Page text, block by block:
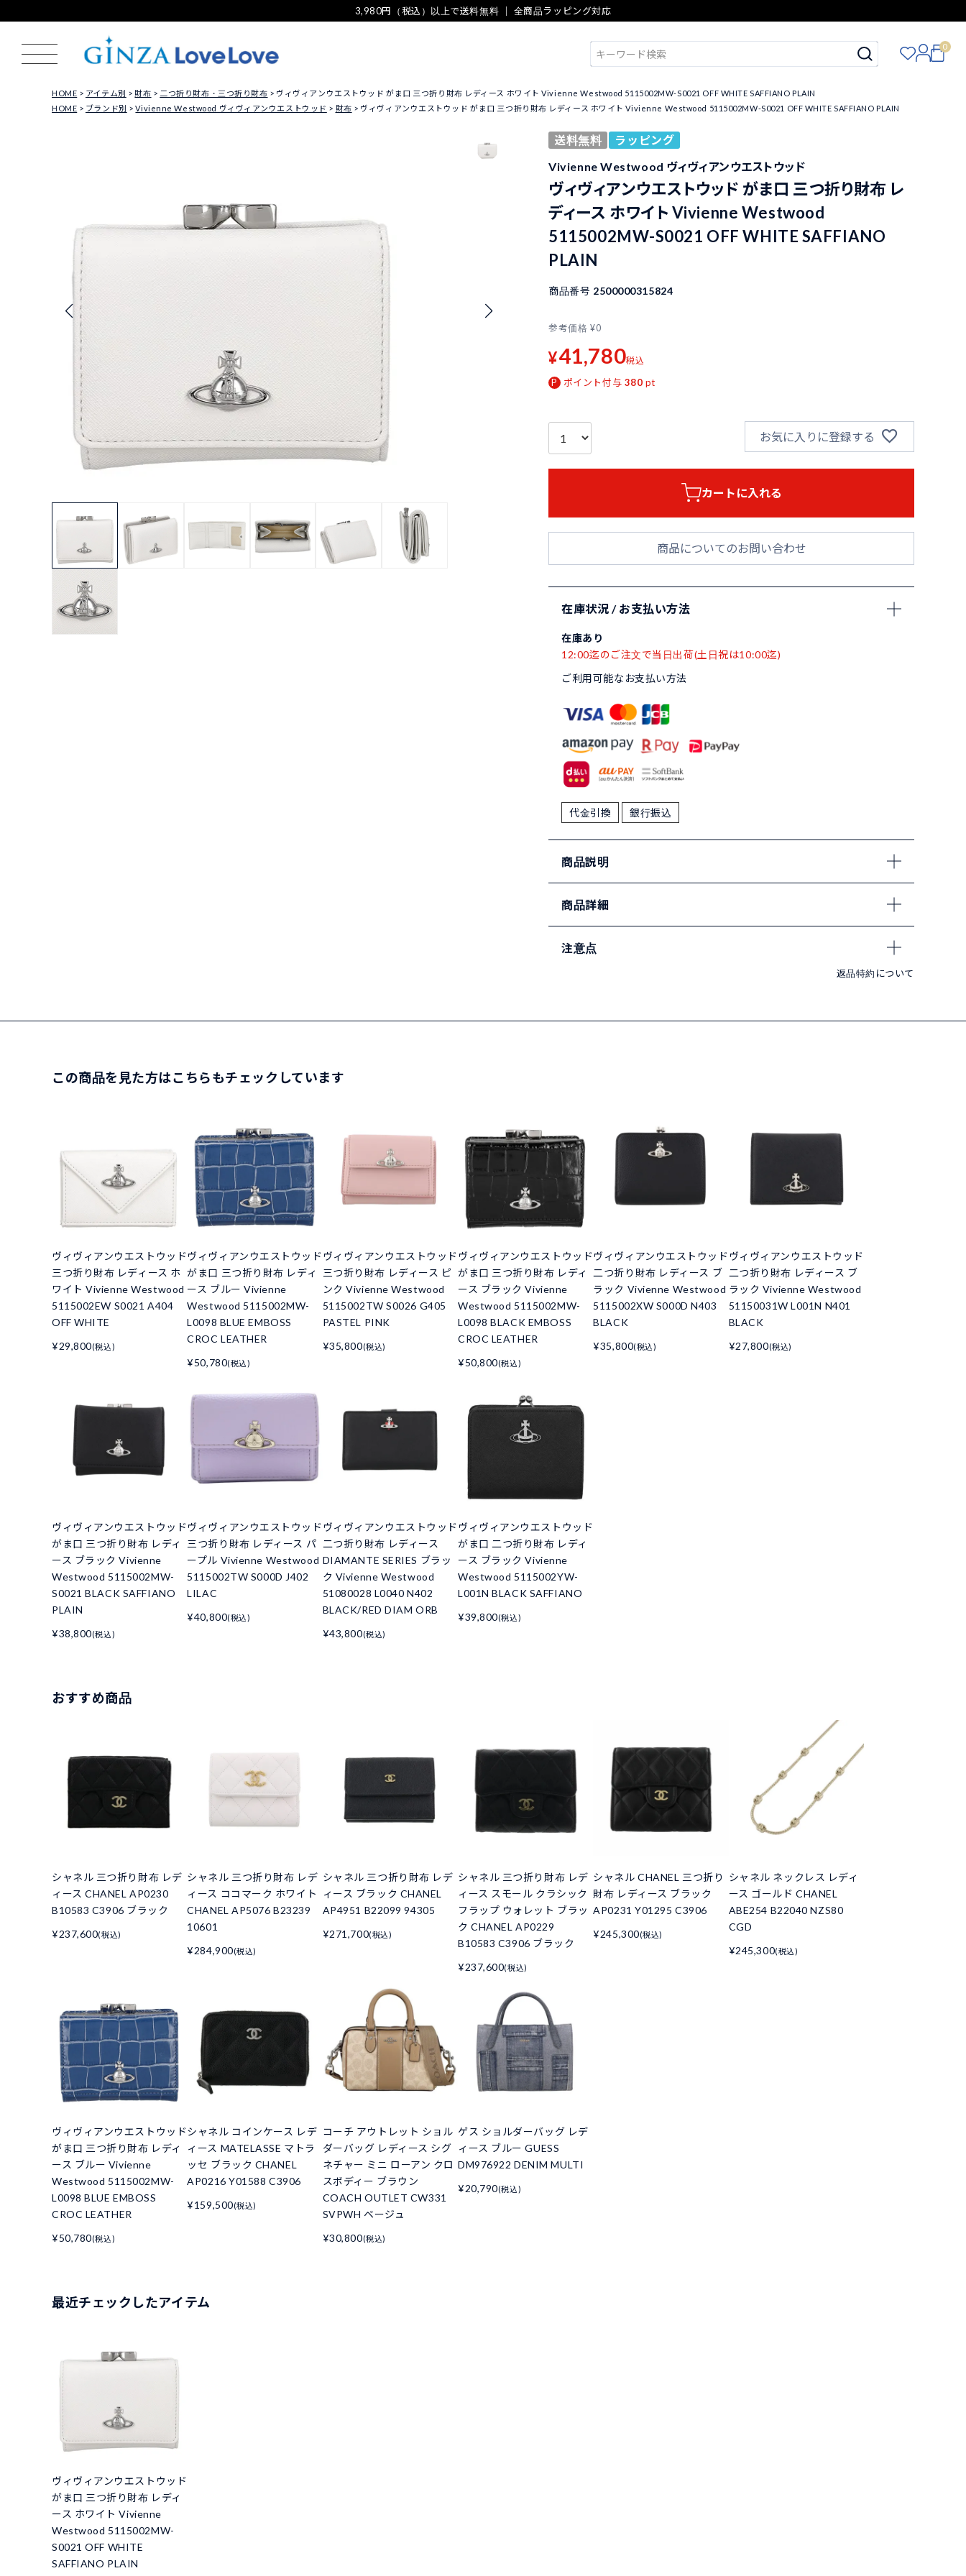
3,980円（税込）以上で送料無料 ｜ 全商品ラッピング対応
0
HOME アイテム別 財布 二つ折り財布・三つ折り財布
ヴィヴィアンウエストウッド がま口 三つ折り財布 レディース ホワイト Vivienne Westwood 5115002MW-S0021 OFF WHITE SAFFIANO PLAIN
HOME
ブランド別 Vivienne Westwood ヴィヴィアンウエストウッド 財布 ヴィヴィアンウエストウッド がま口 三つ折り財布 レディース ホワイト Vivienne Westwood 5115002MW-S0021 OFF WHITE SAFFIANO PLAIN
送料無料
ラッピング
Vivienne Westwood ヴィヴィアンウエストウッド
ヴィヴィアンウエストウッド がま口 三つ折り財布 レ
ディース ホワイト Vivienne Westwood
5115002MW-S0021 OFF WHITE SAFFIANO
PLAIN
商品番号 2500000315824
参考価格 ¥0
¥41,780税込
ポイント付与 380 pt
お気に入りに登録する
カートに入れる
商品についてのお問い合わせ
在庫状況 / お支払い方法
在庫あり
12:00迄のご注文で当日出荷(土日祝は10:00迄)
ご利用可能なお支払い方法
代金引換 銀行振込
商品説明
商品詳細
注意点
返品特約について
この商品を見た方はこちらもチェックしています
ヴィヴィアンウエストウッド
三つ折り財布 レディース ホ
ワイト Vivienne Westwood
5115002EW S0021 A404
OFF WHITE
¥29,800(税込)
ヴィヴィアンウエストウッド
がま口 三つ折り財布 レディ
ース ブルー Vivienne
Westwood 5115002MW-
L0098 BLUE EMBOSS
CROC LEATHER
¥50,780(税込)
ヴィヴィアンウエストウッド
三つ折り財布 レディース ピ
ンク Vivienne Westwood
5115002TW S0026 G405
PASTEL PINK
¥35,800(税込)
ヴィヴィアンウエストウッド
がま口 三つ折り財布 レディ
ース ブラック Vivienne
Westwood 5115002MW-
L0098 BLACK EMBOSS
CROC LEATHER
¥50,800(税込)
ヴィヴィアンウエストウッド
二つ折り財布 レディース ブ
ラック Vivienne Westwood
5115002XW S000D N403
BLACK
¥35,800(税込)
ヴィヴィアンウエストウッド
二つ折り財布 レディース ブ
ラック Vivienne Westwood
51150031W L001N N401
BLACK
¥27,800(税込)
ヴィヴィアンウエストウッド
がま口 三つ折り財布 レディ
ース ブラック Vivienne
Westwood 5115002MW-
S0021 BLACK SAFFIANO
PLAIN
¥38,800(税込)
ヴィヴィアンウエストウッド
三つ折り財布 レディース パ
ープル Vivienne Westwood
5115002TW S000D J402
LILAC
¥40,800(税込)
ヴィヴィアンウエストウッド
二つ折り財布 レディース
DIAMANTE SERIES ブラッ
ク Vivienne Westwood
51080028 L0040 N402
BLACK/RED DIAM ORB
¥43,800(税込)
ヴィヴィアンウエストウッド
がま口 二つ折り財布 レディ
ース ブラック Vivienne
Westwood 5115002YW-
L001N BLACK SAFFIANO
¥39,800(税込)
おすすめ商品
シャネル 三つ折り財布 レデ
ィース CHANEL AP0230
B10583 C3906 ブラック
¥237,600(税込)
シャネル 三つ折り財布 レデ
ィース ココマーク ホワイト
CHANEL AP5076 B23239
10601
¥284,900(税込)
シャネル 三つ折り財布 レデ
ィース ブラック CHANEL
AP4951 B22099 94305
¥271,700(税込)
シャネル 三つ折り財布 レデ
ィース スモール クラシック
フラップ ウォレット ブラッ
ク CHANEL AP0229
B10583 C3906 ブラック
¥237,600(税込)
シャネル CHANEL 三つ折り
財布 レディース ブラック
AP0231 Y01295 C3906
¥245,300(税込)
シャネル ネックレス レディ
ース ゴールド CHANEL
ABE254 B22040 NZS80
CGD
¥245,300(税込)
ヴィヴィアンウエストウッド
がま口 三つ折り財布 レディ
ース ブルー Vivienne
Westwood 5115002MW-
L0098 BLUE EMBOSS
CROC LEATHER
¥50,780(税込)
シャネル コインケース レデ
ィース MATELASSE マトラ
ッセ ブラック CHANEL
AP0216 Y01588 C3906
¥159,500(税込)
コーチ アウトレット ショル
ダーバッグ レディース シグ
ネチャー ミニ ローアン クロ
スボディー ブラウン
COACH OUTLET CW331
SVPWH ベージュ
¥30,800(税込)
ゲス ショルダーバッグ レデ
ィース ブルー GUESS
DM976922 DENIM MULTI
¥20,790(税込)
最近チェックしたアイテム
ヴィヴィアンウエストウッド
がま口 三つ折り財布 レディ
ース ホワイト Vivienne
Westwood 5115002MW-
S0021 OFF WHITE
SAFFIANO PLAIN